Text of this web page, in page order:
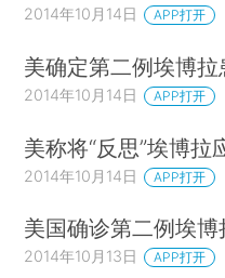
2014年10月14日 APP打开
美确定第二例埃博
2014年10月14日 APP打开
美称将“反思”埃博拉
2014年10月14日 APP打开
美国确诊第二例埃博
2014年10月13日 APP打开